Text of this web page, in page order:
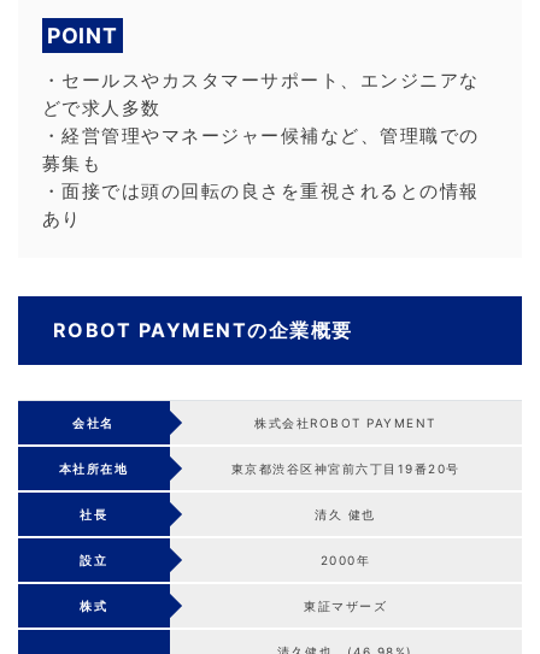
POINT
・セールスやカスタマーサポート、エンジニアな
どで求人多数
・経営管理やマネージャー候補など、管理職での
募集も
・面接では頭の回転の良さを重視されるとの情報
あり
ROBOT PAYMENTの企業概要
会社名 株式会社ROBOT PAYMENT
本社所在地 東京都渋谷区神宮前六丁目19番20号
社長 清久 健也
設立 2000年
株式 東証マザーズ